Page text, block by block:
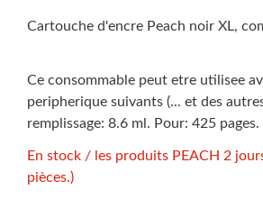
Cartouche d'encre Peach noir XL,
Ce consommable peut etre utilisee
peripherique suivants (... et des
remplissage: 8.6 ml. Pour: 425 pages.
En stock / les produits PEACH 2
pièces.)